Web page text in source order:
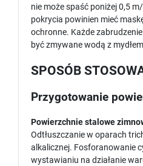
nie może spaść poniżej 0,5
pokrycia powinien mieć
ochronne. Każde
być zmywane wodą z
SPOSÓB
Przygotowanie
Powierzchnie stalowe
Odtłuszczanie w oparach
alkalicznej. Fosforanowanie
wystawianiu na działanie